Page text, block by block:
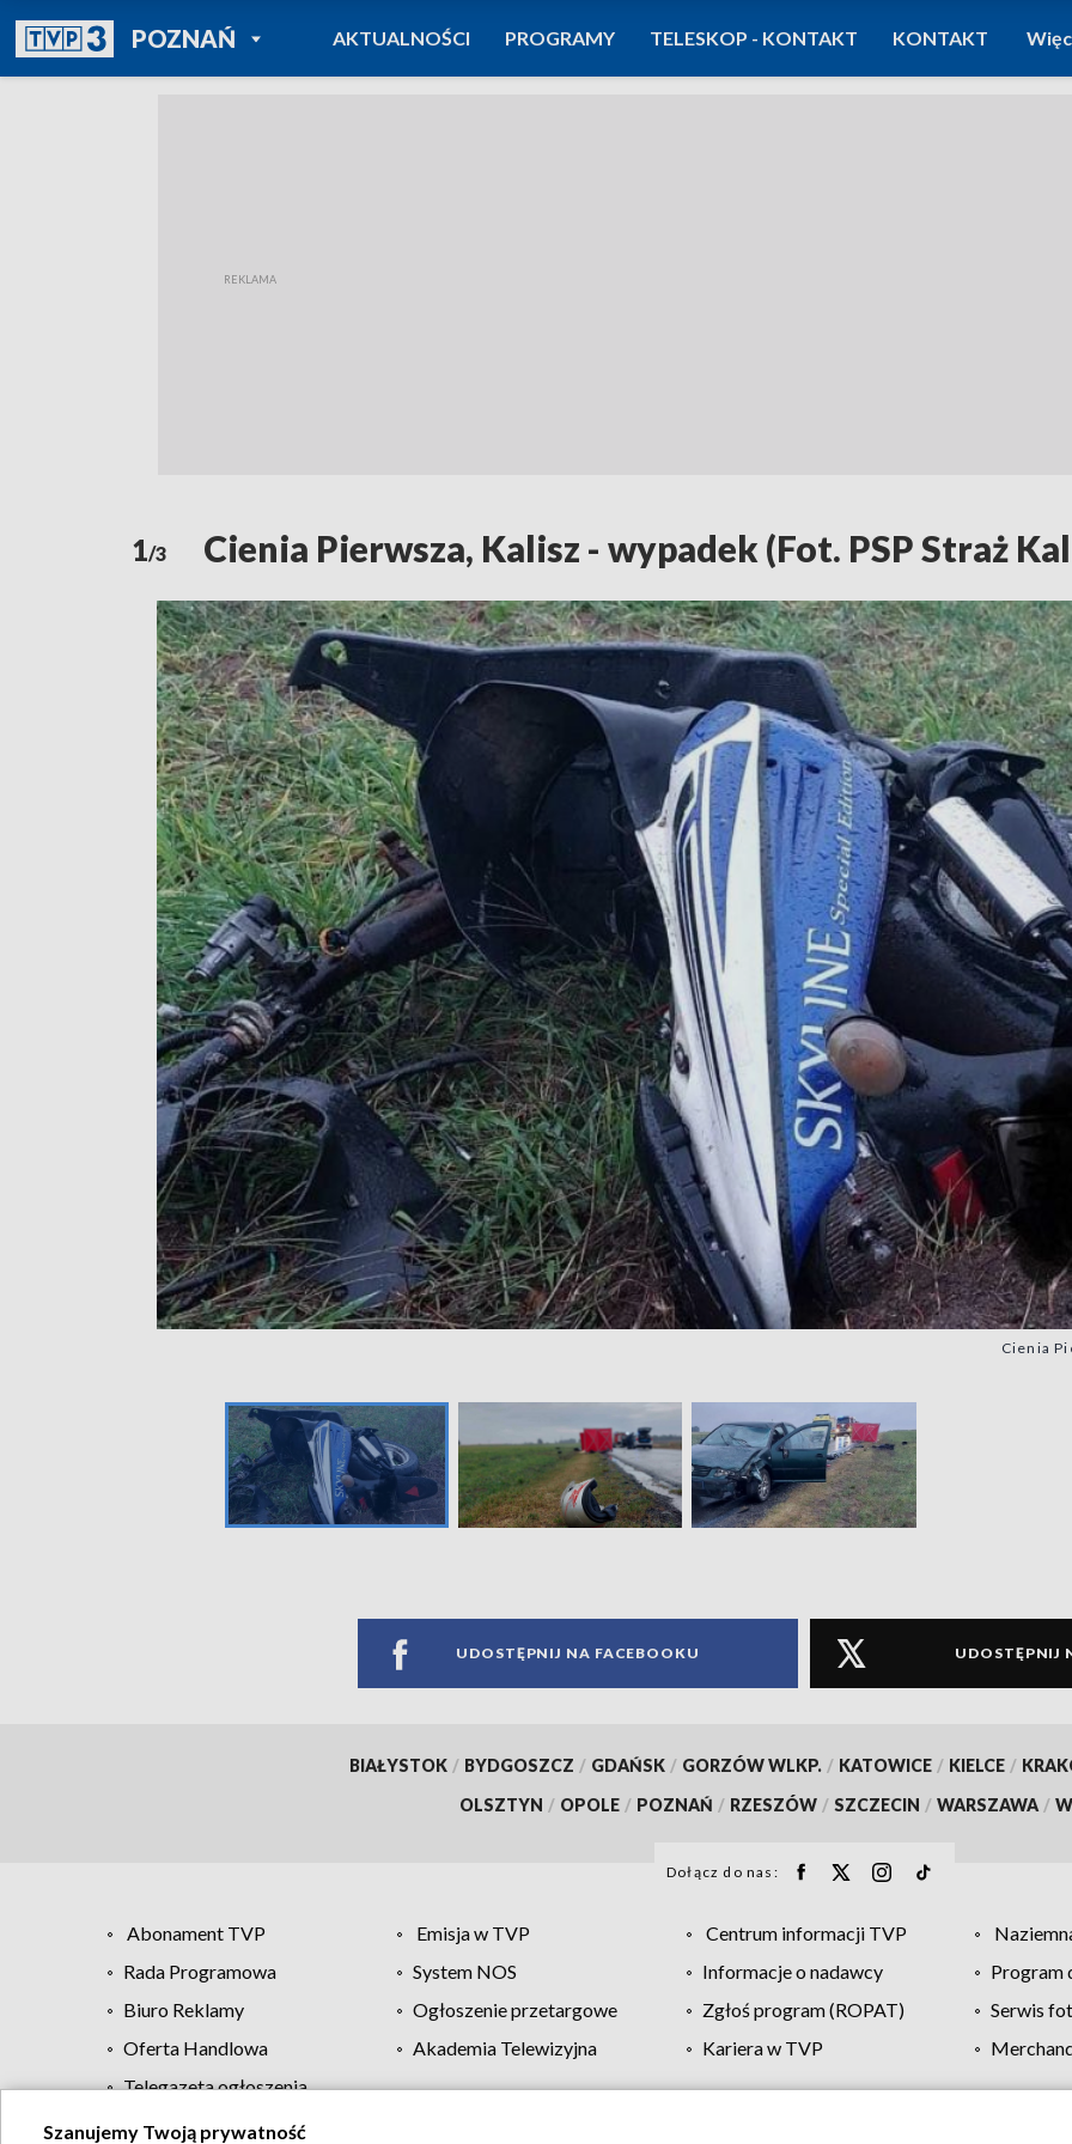
POZNAŃPOWRÓT DO
TVP REGIONY
AKTUALNOŚCI PROGRAMY TELESKOP - KONTAKT KONTAKT
1/3 Cienia Pierwsza, Kalisz - wypadek (Fot. PSP Straż
Cienia
UDOSTĘPNIJ NA FACEBOOKU UDOSTĘPNIJ
BIAŁYSTOK / BYDGOSZCZ / GDAŃSK / GORZÓW WLKP. / KATOWICE / KIELCE /
OLSZTYN / OPOLE / POZNAŃ / RZESZÓW / SZCZECIN / WARSZAWA /
Dołącz do nas:
Abonament TVP Emisja w TVP Centrum informacji TVP
Rada Programowa
System NOS Informacje o nadawcy
Program
Biuro Reklamy
Ogłoszenie przetargowe Zgłoś program (ROPAT)
Serwis
Oferta Handlowa
Akademia Telewizyjna Kariera w TVP
Telegazeta ogłoszenia
Szanujemy Twoją prywatność